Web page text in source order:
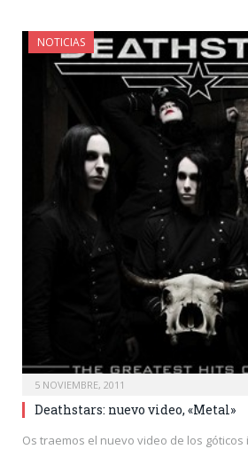
NOTICIAS
5 NOVIEMBRE, 2011
Deathstars: nuevo video, «Metal»
Os traemos el nuevo video de los